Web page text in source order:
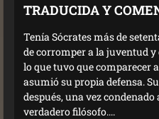
TRADUCIDA Y
Tenía Sócrates más de
de corromper a la juventud y
lo que tuvo que comparecer
asumió su propia defensa.
después, una vez
verdadero filósofo....